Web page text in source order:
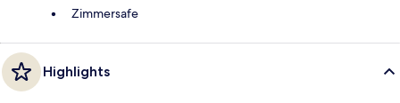
Zimmersafe
Highlights